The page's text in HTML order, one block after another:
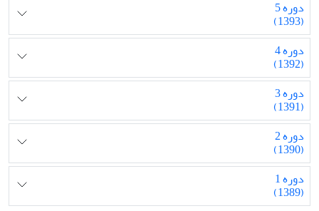
دوره 5
(1393)
دوره 4
(1392)
دوره 3
(1391)
دوره 2
(1390)
دوره 1
(1389)